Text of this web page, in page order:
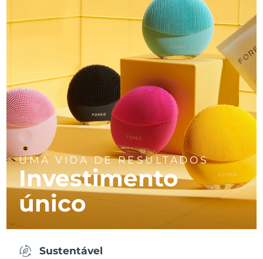
UMA VIDA DE RESULTADOS
Investimento
único
Sustentável